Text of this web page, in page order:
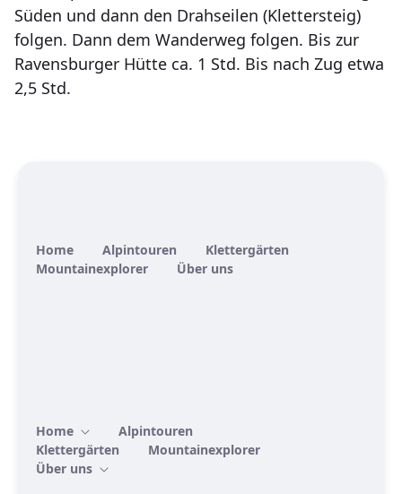
Süden und dann den Drahseilen (Klettersteig)
folgen. Dann dem Wanderweg folgen. Bis zur
Ravensburger Hütte ca. 1 Std. Bis nach Zug etwa
2,5 Std.
Home Alpintouren
Klettergärten
Mountainexplorer
Über uns
Home
Alpintouren
Klettergärten
Mountainexplorer
Über uns